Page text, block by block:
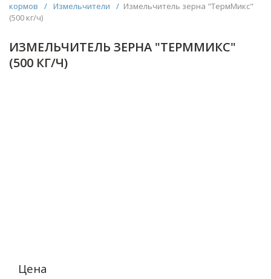
кормов
/ Измельчители / Измельчитель зерна "ТермМикс"
(500 кг/ч)
ИЗМЕЛЬЧИТЕЛЬ ЗЕРНА "ТЕРММИКС"
(500 КГ/Ч)
Цена